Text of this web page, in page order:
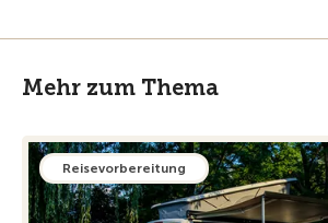
Mehr zum Thema
Reisevorbereitung